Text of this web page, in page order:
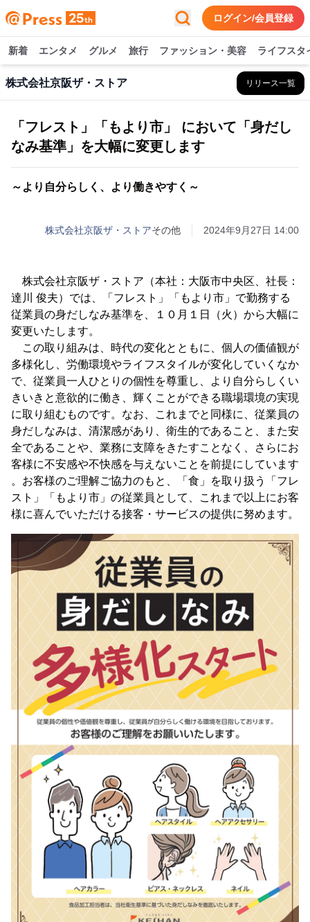
ログイン/会員登録
新着 エンタメ グルメ 旅行 ファッション・美容 ライフスタ
株式会社京阪ザ・ストア リリース一覧
「フレスト」「もより市」 において「身だし
なみ基準」を大幅に変更します
～より自分らしく、より働きやすく～
株式会社京阪ザ・ストアその他 2024年9月27日 14:00
株式会社京阪ザ・ストア（本社：大阪市中央区、社長：
達川 俊夫）では、「フレスト」「もより市」で勤務する
従業員の身だしなみ基準を、１０月１日（火）から大幅に
変更いたします。
この取り組みは、時代の変化とともに、個人の価値観が
多様化し、労働環境やライフスタイルが変化していくなか
で、従業員一人ひとりの個性を尊重し、より自分らしくい
きいきと意欲的に働き、輝くことができる職場環境の実現
に取り組むものです。なお、これまでと同様に、従業員の
身だしなみは、清潔感があり、衛生的であること、また安
全であることや、業務に支障をきたすことなく、さらにお
客様に不安感や不快感を与えないことを前提にしています
。お客様のご理解ご協力のもと、「食」を取り扱う「フレ
スト」「もより市」の従業員として、これまで以上にお客
様に喜んでいただける接客・サービスの提供に努めます。